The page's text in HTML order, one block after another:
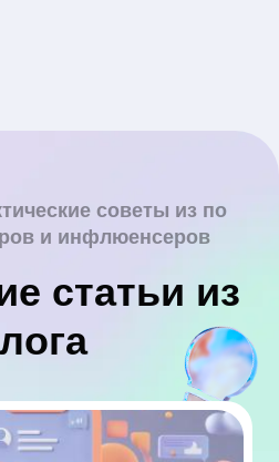
советы из по
и инфлюенсеров
статьи из